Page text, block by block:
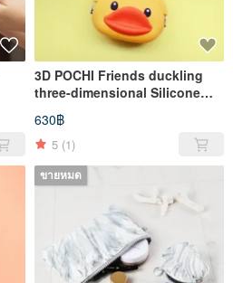
3D POCHI Friends duckling
three-dimensional Silicone
bag charm small bag / mouth
gold bag
630฿
5 (1)
ขายหมด